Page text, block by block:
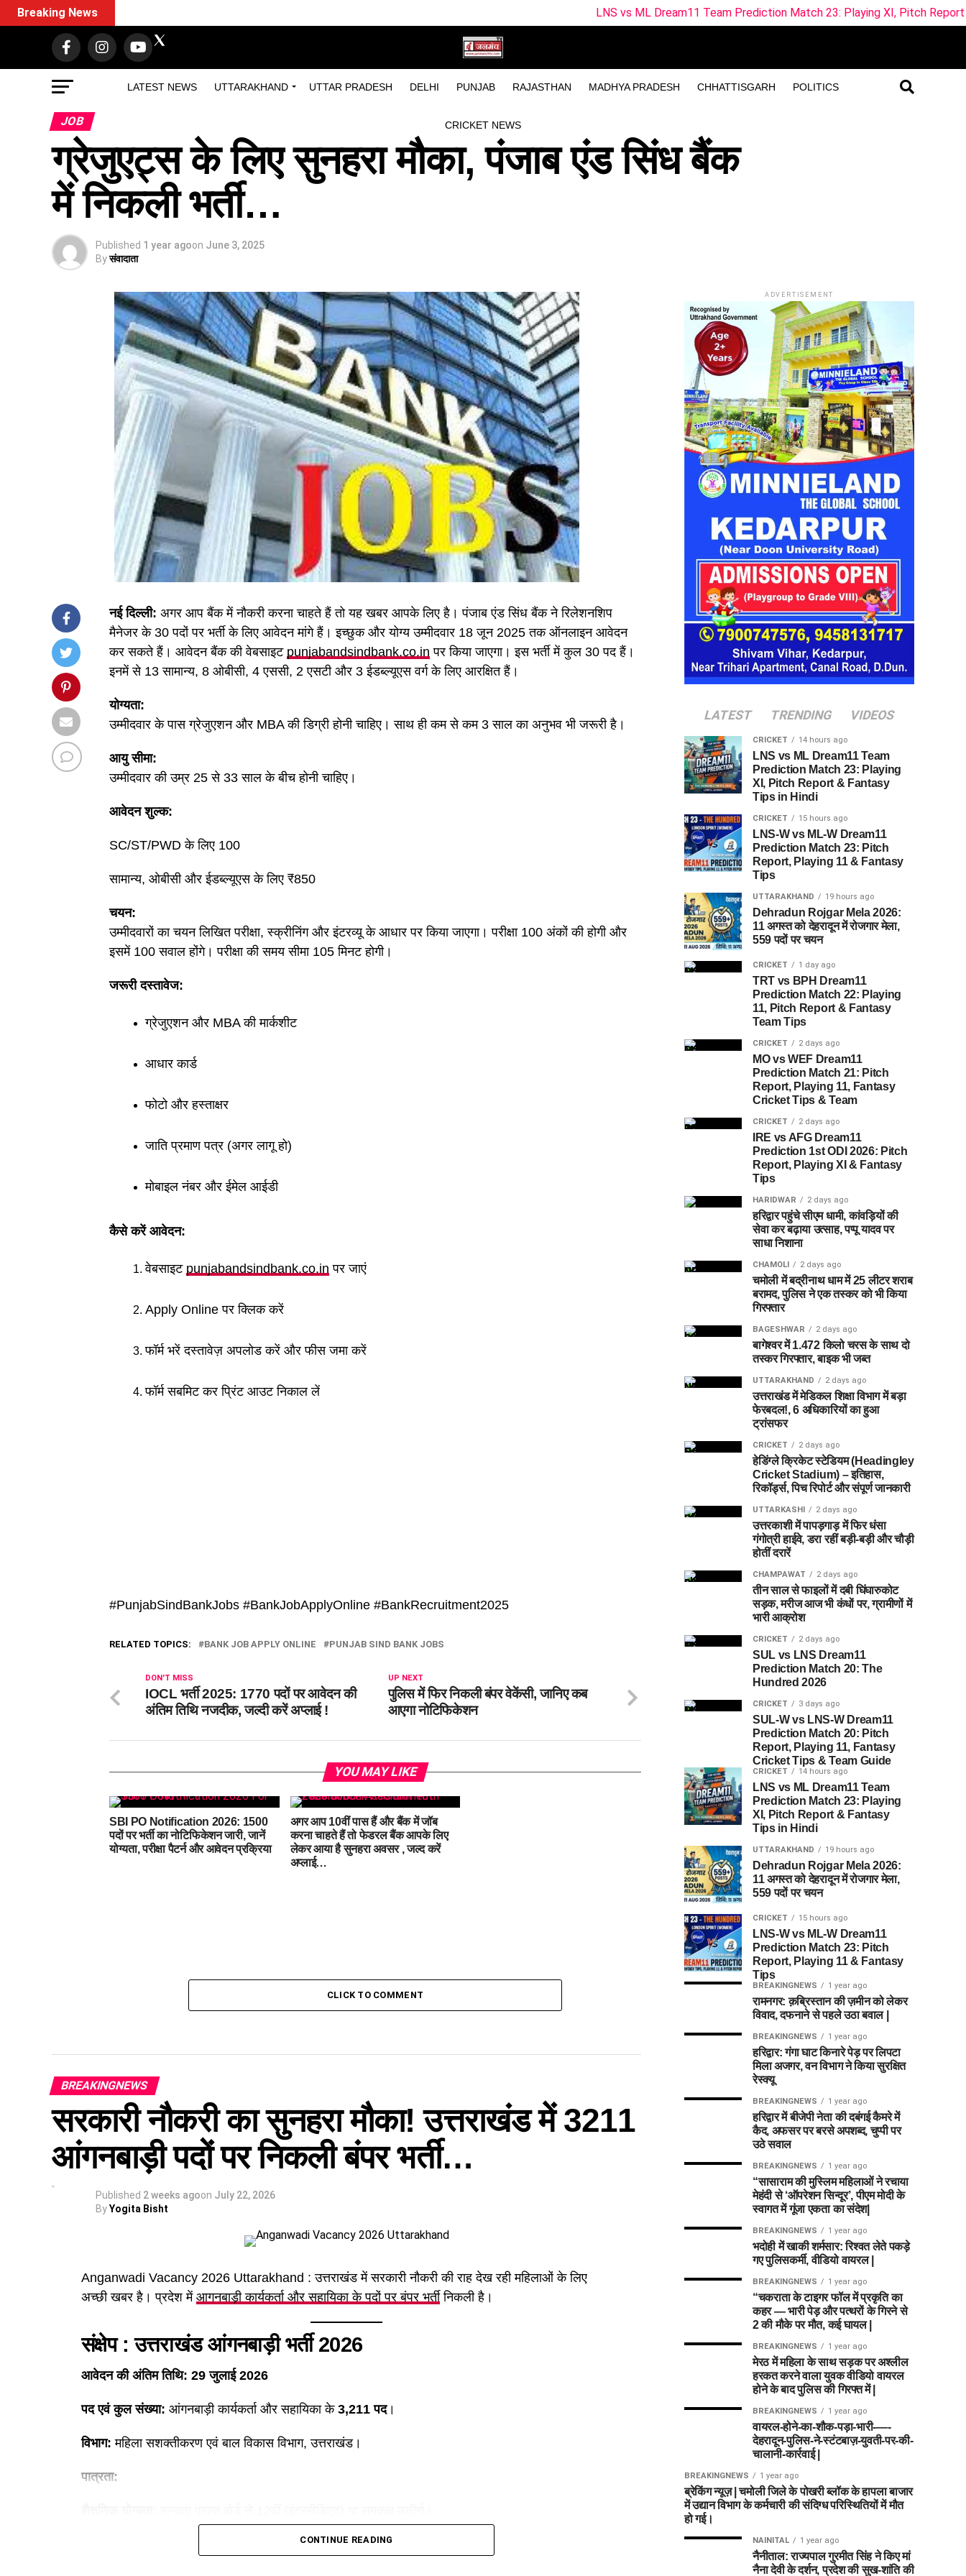
LATEST NEWS UTTARAKHAND UTTAR PRADESH DELHI PUNJAB RAJASTHAN MADHYA PRADESH CHHATTISGARH POLITICS
CRICKET NEWS
Breaking News LNS vs ML Dream11 Team Prediction Match 23: Playing XI, Pitch Report & Fantasy Tips
JOB
ग्रेजुएट्स के लिए सुनहरा मौका, पंजाब एंड सिंध बैंक
में निकली भर्ती…
Published 1 year agoon June 3, 2025
Byसंवादाता
नई दिल्ली: अगर आप बैंक में नौकरी करना चाहते हैं तो यह खबर आपके लिए है। पंजाब एंड सिंध बैंक ने रिलेशनशिप
मैनेजर के 30 पदों पर भर्ती के लिए आवेदन मांगे हैं। इच्छुक और योग्य उम्मीदवार 18 जून 2025 तक ऑनलाइन आवेदन
कर सकते हैं। आवेदन बैंक की वेबसाइट punjabandsindbank.co.in पर किया जाएगा। इस भर्ती में कुल 30 पद हैं।
इनमें से 13 सामान्य, 8 ओबीसी, 4 एससी, 2 एसटी और 3 ईडब्ल्यूएस वर्ग के लिए आरक्षित हैं।
योग्यता:
उम्मीदवार के पास ग्रेजुएशन और MBA की डिग्री होनी चाहिए। साथ ही कम से कम 3 साल का अनुभव भी जरूरी है।
आयु सीमा:
उम्मीदवार की उम्र 25 से 33 साल के बीच होनी चाहिए।
आवेदन शुल्क:
SC/ST/PWD के लिए 100
सामान्य, ओबीसी और ईडब्ल्यूएस के लिए ₹850
चयन:
उम्मीदवारों का चयन लिखित परीक्षा, स्क्रीनिंग और इंटरव्यू के आधार पर किया जाएगा। परीक्षा 100 अंकों की होगी और
इसमें 100 सवाल होंगे। परीक्षा की समय सीमा 105 मिनट होगी।
जरूरी दस्तावेज:
ग्रेजुएशन और MBA की मार्कशीट
आधार कार्ड
फोटो और हस्ताक्षर
जाति प्रमाण पत्र (अगर लागू हो)
मोबाइल नंबर और ईमेल आईडी
कैसे करें आवेदन:
वेबसाइट punjabandsindbank.co.in पर जाएं
Apply Online पर क्लिक करें
फॉर्म भरें दस्तावेज़ अपलोड करें और फीस जमा करें
फॉर्म सबमिट कर प्रिंट आउट निकाल लें
#PunjabSindBankJobs #BankJobApplyOnline #BankRecruitment2025
RELATED TOPICS: BANK JOB APPLY ONLINE PUNJAB SIND BANK JOBS
UP NEXT
पुलिस में फिर निकली बंपर वेकेंसी, जानिए कब
आएगा नोटिफिकेशन
DON'T MISS
IOCL भर्ती 2025: 1770 पदों पर आवेदन की
अंतिम तिथि नजदीक, जल्दी करें अप्लाई !
YOU MAY LIKE
SBI PO Notification 2026: 1500
पदों पर भर्ती का नोटिफिकेशन जारी, जानें
योग्यता, परीक्षा पैटर्न और आवेदन प्रक्रिया
अगर आप 10वीं पास हैं और बैंक में जॉब
करना चाहते हैं तो फेडरल बैंक आपके लिए
लेकर आया है सुनहरा अवसर , जल्द करें
अप्लाई…
CLICK TO COMMENT
BREAKINGNEWS
सरकारी नौकरी का सुनहरा मौका! उत्तराखंड में 3211
आंगनबाड़ी पदों पर निकली बंपर भर्ती…
Published 2 weeks agoon July 22, 2026
ByYogita Bisht
Anganwadi Vacancy 2026 Uttarakhand : उत्तराखंड में सरकारी नौकरी की राह देख रही महिलाओं के लिए
अच्छी खबर है। प्रदेश में आगनबाड़ी कार्यकर्ता और सहायिका के पदों पर बंपर भर्तीनिकली है।
संक्षेप : उत्तराखंड आंगनबाड़ी भर्ती 2026
आवेदन की अंतिम तिथि: 29 जुलाई 2026
पद एवं कुल संख्या: आंगनबाड़ी कार्यकर्ता और सहायिका के 3,211 पद।
विभाग: महिला सशक्तीकरण एवं बाल विकास विभाग, उत्तराखंड।
पात्रता:
केवल उत्तराखंड की पात्र महिला अभ्यर्थियों के लिए। (ग्रामीण क्षेत्रों में संबंधित राजस्व गांव तथा शहरी
CONTINUE READING
ADVERTISEMENT
LATEST TRENDING VIDEOS
CRICKET 14 hours ago
LNS vs ML Dream11 Team
Prediction Match 23: Playing
XI, Pitch Report & Fantasy
Tips in Hindi
CRICKET 15 hours ago
LNS-W vs ML-W Dream11
Prediction Match 23: Pitch
Report, Playing 11 & Fantasy
Tips
UTTARAKHAND 19 hours ago
Dehradun Rojgar Mela 2026:
11 अगस्त को देहरादून में रोजगार मेला,
559 पदों पर चयन
CRICKET 1 day ago
TRT vs BPH Dream11
Prediction Match 22: Playing
11, Pitch Report & Fantasy
Team Tips
CRICKET 2 days ago
MO vs WEF Dream11
Prediction Match 21: Pitch
Report, Playing 11, Fantasy
Cricket Tips & Team
CRICKET 2 days ago
IRE vs AFG Dream11
Prediction 1st ODI 2026: Pitch
Report, Playing XI & Fantasy
Tips
HARIDWAR 2 days ago
हरिद्वार पहुंचे सीएम धामी, कांवड़ियों की
सेवा कर बढ़ाया उत्साह, पप्पू यादव पर
साधा निशाना
CHAMOLI 2 days ago
चमोली में बद्रीनाथ धाम में 25 लीटर शराब
बरामद, पुलिस ने एक तस्कर को भी किया
गिरफ्तार
BAGESHWAR 2 days ago
बागेश्वर में 1.472 किलो चरस के साथ दो
तस्कर गिरफ्तार, बाइक भी जब्त
UTTARAKHAND 2 days ago
उत्तराखंड में मेडिकल शिक्षा विभाग में बड़ा
फेरबदल!, 6 अधिकारियों का हुआ
ट्रांसफर
CRICKET 2 days ago
हेडिंग्ले क्रिकेट स्टेडियम (Headingley
Cricket Stadium) – इतिहास,
रिकॉर्ड्स, पिच रिपोर्ट और संपूर्ण जानकारी
UTTARKASHI 2 days ago
उत्तरकाशी में पापड़गाड़ में फिर धंसा
गंगोत्री हाईवे, डरा रहीं बड़ी-बड़ी और चौड़ी
होतीं दरारें
CHAMPAWAT 2 days ago
तीन साल से फाइलों में दबी घिंघारुकोट
सड़क, मरीज आज भी कंधों पर, ग्रामीणों में
भारी आक्रोश
CRICKET 2 days ago
SUL vs LNS Dream11
Prediction Match 20: The
Hundred 2026
CRICKET 3 days ago
SUL-W vs LNS-W Dream11
Prediction Match 20: Pitch
Report, Playing 11, Fantasy
Cricket Tips & Team Guide
CRICKET 14 hours ago
LNS vs ML Dream11 Team
Prediction Match 23: Playing
XI, Pitch Report & Fantasy
Tips in Hindi
UTTARAKHAND 19 hours ago
Dehradun Rojgar Mela 2026:
11 अगस्त को देहरादून में रोजगार मेला,
559 पदों पर चयन
CRICKET 15 hours ago
LNS-W vs ML-W Dream11
Prediction Match 23: Pitch
Report, Playing 11 & Fantasy
Tips
BREAKINGNEWS 1 year ago
रामनगर: क़ब्रिस्तान की ज़मीन को लेकर
विवाद, दफनाने से पहले उठा बवाल |
BREAKINGNEWS 1 year ago
हरिद्वार: गंगा घाट किनारे पेड़ पर लिपटा
मिला अजगर, वन विभाग ने किया सुरक्षित
रेस्क्यू
BREAKINGNEWS 1 year ago
हरिद्वार में बीजेपी नेता की दबंगई कैमरे में
कैद, अफसर पर बरसे अपशब्द, चुप्पी पर
उठे सवाल
BREAKINGNEWS 1 year ago
“सासाराम की मुस्लिम महिलाओं ने रचाया
मेहंदी से ‘ऑपरेशन सिन्दूर’, पीएम मोदी के
स्वागत में गूंजा एकता का संदेश|
BREAKINGNEWS 1 year ago
भदोही में खाकी शर्मसार: रिश्वत लेते पकड़े
गए पुलिसकर्मी, वीडियो वायरल |
BREAKINGNEWS 1 year ago
“चकराता के टाइगर फॉल में प्रकृति का
कहर — भारी पेड़ और पत्थरों के गिरने से
2 की मौके पर मौत, कई घायल |
BREAKINGNEWS 1 year ago
मेरठ में महिला के साथ सड़क पर अश्लील
हरकत करने वाला युवक वीडियो वायरल
होने के बाद पुलिस की गिरफ्त में |
BREAKINGNEWS 1 year ago
वायरल-होने-का-शौक-पड़ा-भारी-—-
देहरादून-पुलिस-ने-स्टंटबाज़-युवती-पर-की-
चालानी-कार्रवाई |
BREAKINGNEWS 1 year ago
ब्रेकिंग न्यूज़ | चमोली जिले के पोखरी ब्लॉक के हापला बाजार
में उद्यान विभाग के कर्मचारी की संदिग्ध परिस्थितियों में मौत
हो गई।
NAINITAL 1 year ago
नैनीताल: राज्यपाल गुरमीत सिंह ने किए मां
नैना देवी के दर्शन, प्रदेश की सुख-शांति की